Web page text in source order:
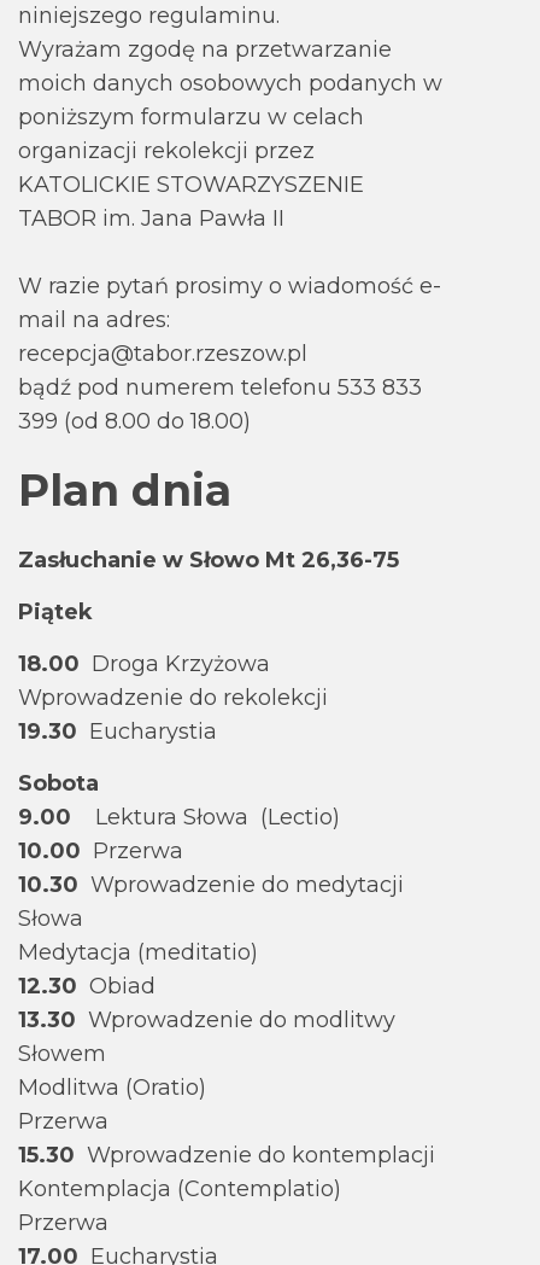
niniejszego regulaminu.
Wyrażam zgodę na przetwarzanie
moich danych osobowych podanych w
poniższym formularzu w celach
organizacji rekolekcji przez
KATOLICKIE STOWARZYSZENIE
TABOR im. Jana Pawła II
W razie pytań prosimy o wiadomość e-
mail na adres:
recepcja@tabor.rzeszow.pl
bądź pod numerem telefonu 533 833
399 (od 8.00 do 18.00)
Plan dnia
Zasłuchanie w Słowo Mt 26,36-75
Piątek
18.00 Droga Krzyżowa
Wprowadzenie do rekolekcji
19.30 Eucharystia
Sobota
9.00 Lektura Słowa (Lectio)
10.00 Przerwa
10.30 Wprowadzenie do medytacji
Słowa
Medytacja (meditatio)
12.30 Obiad
13.30 Wprowadzenie do modlitwy
Słowem
Modlitwa (Oratio)
Przerwa
15.30 Wprowadzenie do kontemplacji
Kontemplacja (Contemplatio)
Przerwa
17.00 Eucharystia